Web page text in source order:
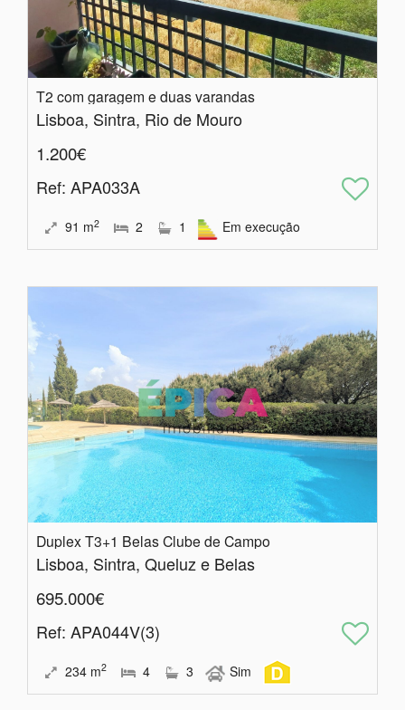
T2 com garagem e duas varandas
Lisboa, Sintra, Rio de Mouro
1.200€
Ref: APA033A
91 m2 2 1 Em execução
Duplex T3+1 Belas Clube de Campo
Lisboa, Sintra, Queluz e Belas
695.000€
Ref: APA044V(3)
234 m2 4 3 Sim